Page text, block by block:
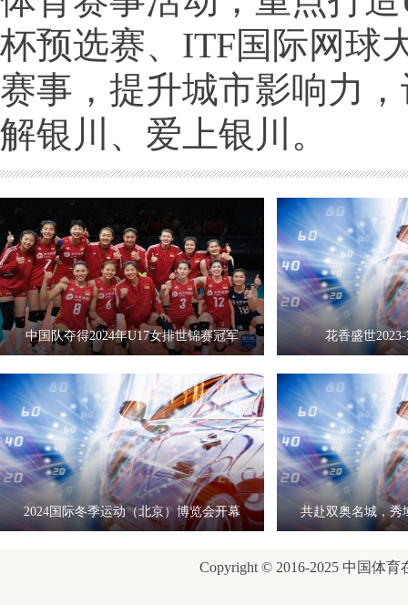
杯预选赛、ITF国际网球
赛事，提升城市影响力
解银川、爱上银川。
中国队夺得2024年U17女排世锦赛冠军 花香盛世
2024国际冬季运动（北京）博览会开幕
共赴双奥名城，秀
Copyright © 2016-2025 中国体